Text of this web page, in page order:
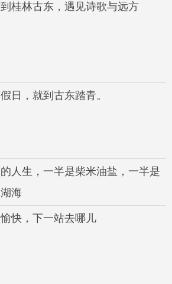
桂林古东，遇见诗歌与远方
日，就到古东踏青。
人生，一半是柴米油盐，一半是
海
快，下一站去哪儿